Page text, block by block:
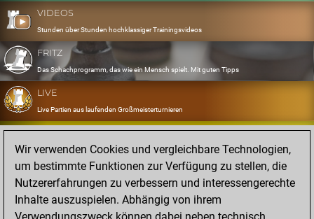
VIDEOS
Stunden über Stunden hochklassiger Trainingsvideos
FRITZ
Das Schachprogramm, das wie ein Mensch spielt. Mit guten Tipps
LIVE
Live Partien aus laufenden Großmeisterturnieren
OPENINGS
Erfassen und Üben Sie Ihr Eröffnungsrepertoire
DATABASE
Acht Millionen starke Partien
MYGAMES
Wir verwenden Cookies und vergleichbare Technologien,
um bestimmte Funktionen zur Verfügung zu stellen, die
Nutzererfahrungen zu verbessern und interessengerechte
Inhalte auszuspielen. Abhängig von ihrem